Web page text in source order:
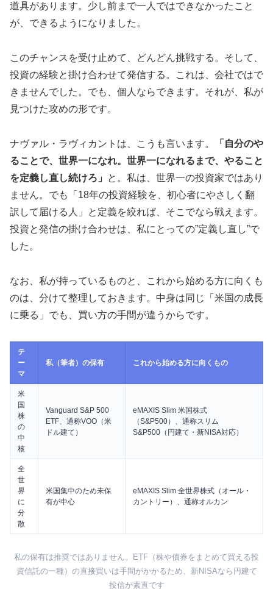
道具があります。少し前まで一人ではできなかったこと
が、できるようになりました。
このチャンスを受け止めて、どんどん挑戦する。そして、
投資の経験と掛け合わせて発信する。これは、会社ではで
きませんでした。でも、個人ならできます。それが、私が
見つけた攻めの形です。
ナヴァル・ラヴィカントは、こうも言います。
「自分のや
ることで、世界一になれ。世界一になれるまで、やること
を定義し直し続けろ」
と。私は、世界一の投資家ではあり
ません。でも「18年の投資経験を、初心者にやさしく翻
訳して届ける人」と定義を絞れば、そこでなら戦えます。
投資と発信の掛け合わせは、私にとっての”定義し直し”で
した。
なお、私が持っているものと、これから始める方に向くも
のは、分けて整理しておきます。中身は同じ「米国の成長
に乗る」でも、買い方の手間が違うからです。
テ
ー
マ
私（筆者）の保有 これから始める方に向くもの
米
国
株
の
中
核
Vanguard S&P 500
ETF、通称VOO（米
ドル建て）
eMAXIS Slim 米国株式
（S&P500）、通称スリム
S&P500（円建て・新NISA対応）
全
世
界
に
分
散
米国集中のため未保
有が中心
eMAXIS Slim 全世界株式（オール・
カントリー）、通称オルカン
私の保有は推奨ではありません。ETF（株や債券をまとめて買える投
資信託の一種）の直接買いは手間がかかるため、新NISAなら円建て
投信が素直です